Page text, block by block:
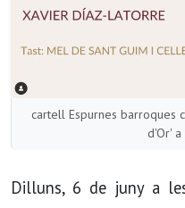
cartell Espurnes barroques
d'Or'
Dilluns, 6 de juny a